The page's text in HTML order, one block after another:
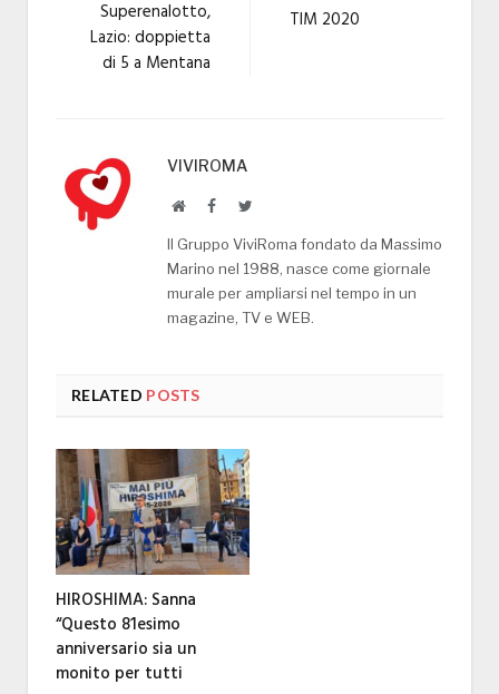
Superenalotto,
Lazio: doppietta
di 5 a Mentana
TIM 2020
VIVIROMA
WebsiteFacebookTwitter
Il Gruppo ViviRoma fondato da Massimo
Marino nel 1988, nasce come giornale
murale per ampliarsi nel tempo in un
magazine, TV e WEB.
RELATED POSTS
HIROSHIMA: Sanna
“Questo 81esimo
anniversario sia un
monito per tutti